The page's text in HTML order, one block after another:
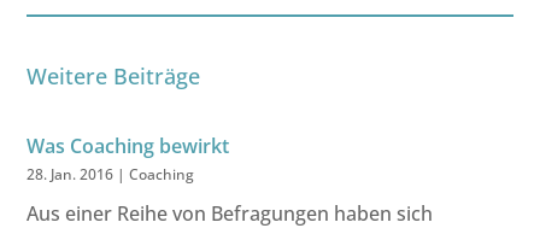
Weitere Beiträge
Was Coaching bewirkt
28. Jan. 2016 |Coaching
Aus einer Reihe von Befragungen haben sich